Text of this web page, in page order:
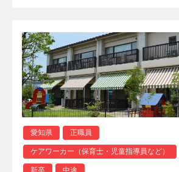
愛知県 正職員
ケアワーカー（保育士・児童指導員など）